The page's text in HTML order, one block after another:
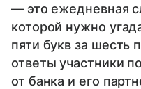
— это ежедневная
которой нужно
пяти букв за шесть
ответы участники
от банка и его